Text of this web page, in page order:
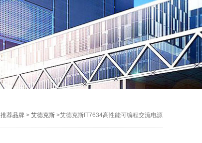
推荐品牌> 艾德克斯>艾德克斯IT7634高性能可编程交流电源